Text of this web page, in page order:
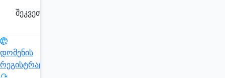
შეკვეთა
დომენის
რეგისტრაცია